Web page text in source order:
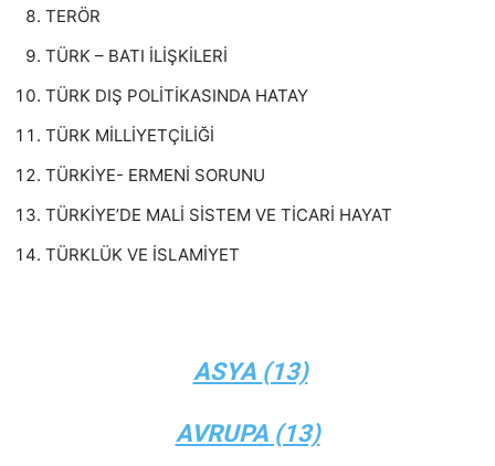
TERÖR
TÜRK – BATI İLİŞKİLERİ
TÜRK DIŞ POLİTİKASINDA HATAY
TÜRK MİLLİYETÇİLİĞİ
TÜRKİYE- ERMENİ SORUNU
TÜRKİYE’DE MALİ SİSTEM VE TİCARİ HAYAT
TÜRKLÜK VE İSLAMİYET
ASYA (13)
AVRUPA (13)